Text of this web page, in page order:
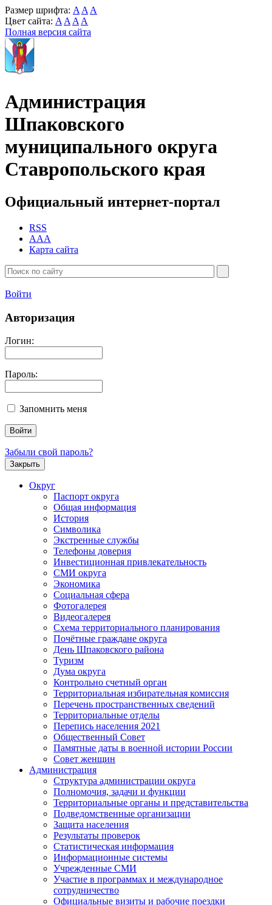
Размер шрифта: A A A
Цвет сайта: A A A A
Полная версия сайта
Администрация
Шпаковского
муниципального округа
Ставропольского края
Официальный интернет-портал
RSS
AAA
Карта сайта
Войти
Авторизация
Логин:
Пароль:
Запомнить меня
Забыли свой пароль?
Закрыть
Округ
Паспорт округа
Общая информация
История
Символика
Экстренные службы
Телефоны доверия
Инвестиционная привлекательность
СМИ округа
Экономика
Социальная сфера
Фотогалерея
Видеогалерея
Схема территориального планирования
Почётные граждане округа
День Шпаковского района
Туризм
Дума округа
Контрольно счетный орган
Территориальная избирательная комиссия
Перечень пространственных сведений
Территориальные отделы
Перепись населения 2021
Общественный Совет
Памятные даты в военной истории России
Совет женщин
Администрация
Структура администрации округа
Полномочия, задачи и функции
Территориальные органы и представительства
Подведомственные организации
Защита населения
Результаты проверок
Статистическая информация
Информационные системы
Учрежденные СМИ
Участие в программах и международное
сотрудничество
Официальные визиты и рабочие поездки